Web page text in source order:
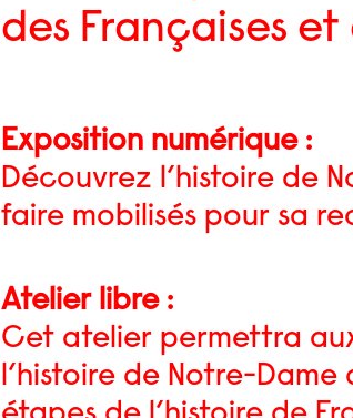
des Françaises
Exposition numérique :
Découvrez l’histoire de
faire mobilisés pour sa
Atelier libre :
Cet atelier permettra
l’histoire de Notre-Dame